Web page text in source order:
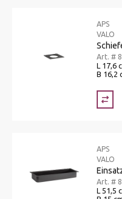
APS
VALO
Art. #
L 17,6
B 16,2
APS
VALO
Art. #
L 51,5